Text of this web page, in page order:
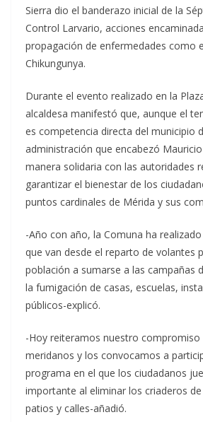
Sierra dio el banderazo inicial de la
Control Larvario, acciones
propagación de enfermedades como
Chikungunya.
Durante el evento realizado en la
alcaldesa manifestó que, aunque el
es competencia directa del municipio
administración que encabezó
manera solidaria con las autoridades
garantizar el bienestar de los
puntos cardinales de Mérida y sus
-Año con año, la Comuna ha
que van desde el reparto de volantes
población a sumarse a las campañas
la fumigación de casas, escuelas,
públicos-explicó.
-Hoy reiteramos nuestro compromiso
meridanos y los convocamos a
programa en el que los ciudadanos
importante al eliminar los criaderos
patios y calles-añadió.